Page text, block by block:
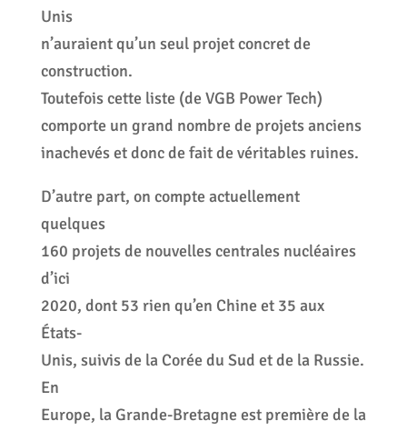
Unis
n’auraient qu’un seul projet concret de
construction.
Toutefois cette liste (de VGB Power Tech)
comporte un grand nombre de projets anciens
inachevés et donc de fait de véritables ruines.
D’autre part, on compte actuellement
quelques
160 projets de nouvelles centrales nucléaires
d’ici
2020, dont 53 rien qu’en Chine et 35 aux
États-
Unis, suivis de la Corée du Sud et de la Russie.
En
Europe, la Grande-Bretagne est première de la